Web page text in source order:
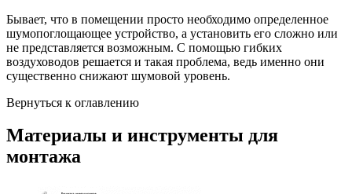
Бывает, что в помещении просто необходимо определенное
шумопоглощающее устройство, а установить его сложно или
не представляется возможным. С помощью гибких
воздуховодов решается и такая проблема, ведь именно они
существенно снижают шумовой уровень.
Вернуться к оглавлению
Материалы и инструменты для
монтажа